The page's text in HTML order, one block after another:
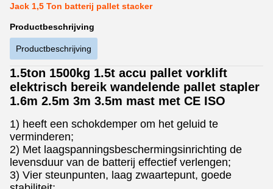
Jack 1,5 Ton batterij pallet stacker
Productbeschrijving
Productbeschrijving
1.5ton 1500kg 1.5t accu pallet vorklift
elektrisch bereik wandelende pallet stapler
1.6m 2.5m 3m 3.5m mast met CE ISO
1) heeft een schokdemper om het geluid te
verminderen;
2) Met laagspanningsbeschermingsinrichting de
levensduur van de batterij effectief verlengen;
3) Vier steunpunten, laag zwaartepunt, goede